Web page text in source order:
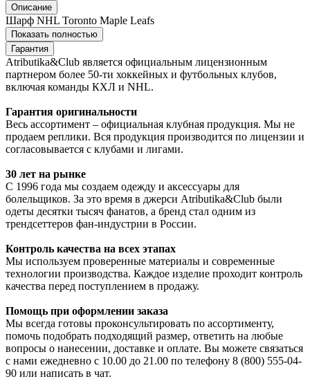
Описание
Шарф NHL Toronto Maple Leafs
Показать полностью
Гарантия
Atributika&Club является официальным лицензионным
партнером более 50-ти хоккейных и футбольных клубов,
включая команды КХЛ и NHL.
Гарантия оригинальности
Весь ассортимент – официальная клубная продукция. Мы не
продаем реплики. Вся продукция производится по лицензии и
согласовывается с клубами и лигами.
30 лет на рынке
С 1996 года мы создаем одежду и аксессуары для
болельщиков. За это время в джерси Atributika&Club были
одеты десятки тысяч фанатов, а бренд стал одним из
трендсеттеров фан-индустрии в России.
Контроль качества на всех этапах
Мы используем проверенные материалы и современные
технологии производства. Каждое изделие проходит контроль
качества перед поступлением в продажу.
Помощь при оформлении заказа
Мы всегда готовы проконсультировать по ассортименту,
помочь подобрать подходящий размер, ответить на любые
вопросы о нанесении, доставке и оплате. Вы можете связаться
с нами ежедневно с 10.00 до 21.00 по телефону 8 (800) 555-04-
90 или написать в чат.